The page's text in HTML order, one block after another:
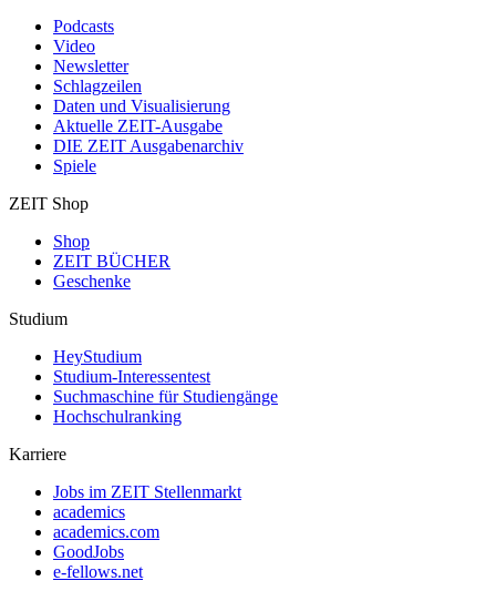
Podcasts
Video
Newsletter
Schlagzeilen
Daten und Visualisierung
Aktuelle ZEIT-Ausgabe
DIE ZEIT Ausgabenarchiv
Spiele
ZEIT Shop
Shop
ZEIT BÜCHER
Geschenke
Studium
HeyStudium
Studium-Interessentest
Suchmaschine für Studiengänge
Hochschulranking
Karriere
Jobs im ZEIT Stellenmarkt
academics
academics.com
GoodJobs
e-fellows.net